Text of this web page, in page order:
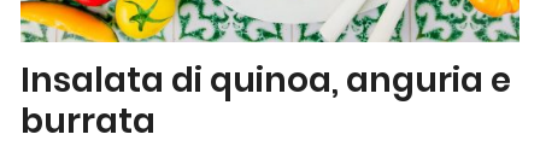
Insalata di quinoa, anguria e
burrata